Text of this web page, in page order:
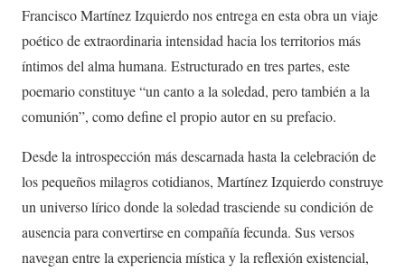
Francisco Martínez Izquierdo nos entrega en esta obra un viaje
poético de extraordinaria intensidad hacia los territorios más
íntimos del alma humana. Estructurado en tres partes, este
poemario constituye “un canto a la soledad, pero también a la
comunión”, como define el propio autor en su prefacio.
Desde la introspección más descarnada hasta la celebración de
los pequeños milagros cotidianos, Martínez Izquierdo construye
un universo lírico donde la soledad trasciende su condición de
ausencia para convertirse en compañía fecunda. Sus versos
navegan entre la experiencia mística y la reflexión existencial,